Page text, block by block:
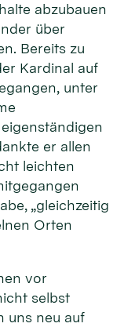
abzubauen
über
Bereits zu
Kardinal auf
unter
er allen
leichten
„gleichzeitig
Orten
vor
selbst
uns neu auf